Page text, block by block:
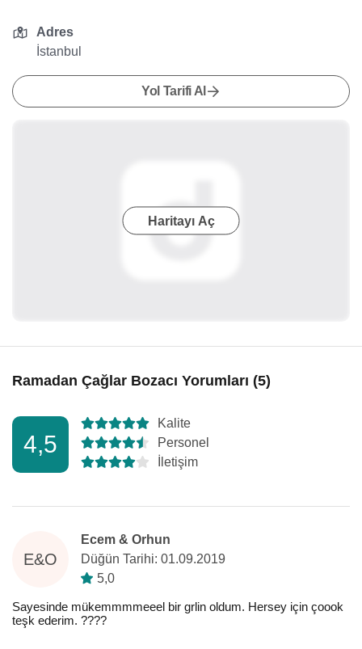
Adres
İstanbul
Yol Tarifi Al
Haritayı Aç
Ramadan Çağlar Bozacı Yorumları (5)
4,5
Kalite
Personel
İletişim
E&O
Ecem & Orhun
Düğün Tarihi: 01.09.2019
5,0
Sayesinde mükemmmmeeel bir grlin oldum. Hersey için çoook
teşk ederim. ????